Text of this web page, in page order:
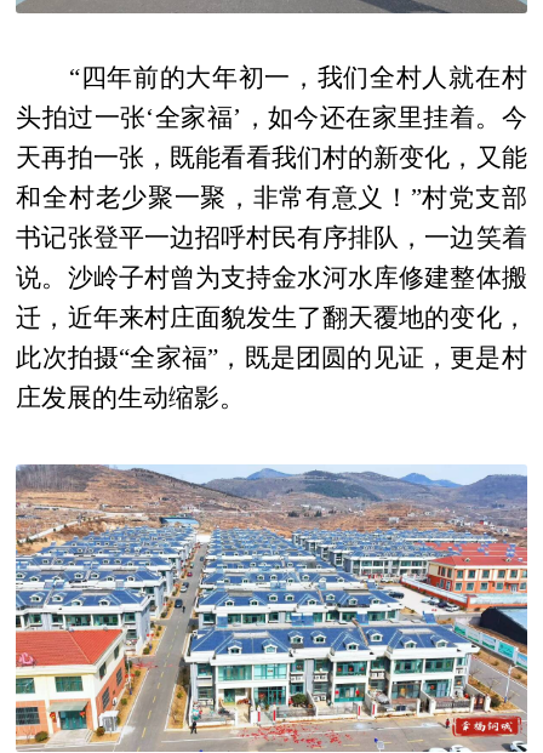
“四年前的大年初一，我们全村人就在村
头拍过一张‘全家福’，如今还在家里挂着。今
天再拍一张，既能看看我们村的新变化，又能
和全村老少聚一聚，非常有意义！”村党支部
书记张登平一边招呼村民有序排队，一边笑着
说。沙岭子村曾为支持金水河水库修建整体搬
迁，近年来村庄面貌发生了翻天覆地的变化，
此次拍摄“全家福”，既是团圆的见证，更是村
庄发展的生动缩影。